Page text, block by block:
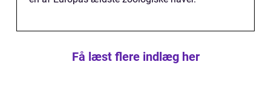
Få læst flere indlæg her